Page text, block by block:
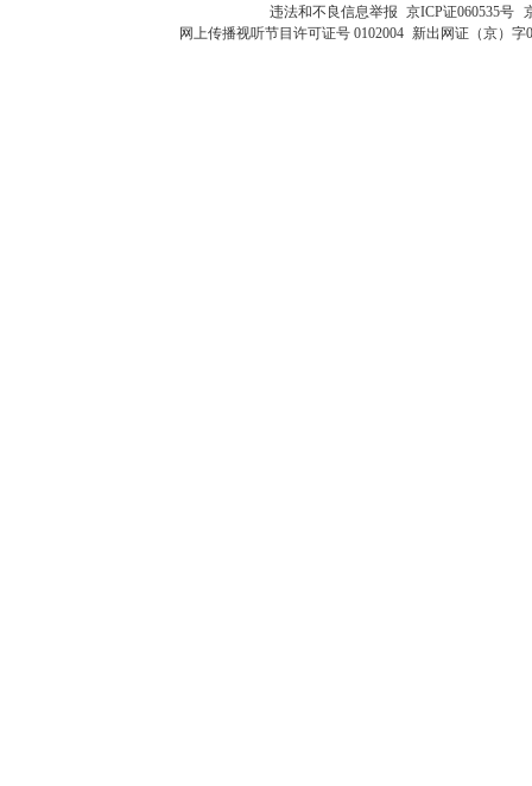
违法和不良信息举报 京ICP证060535号
网上传播视听节目许可证号 0102004 新出网证（京）